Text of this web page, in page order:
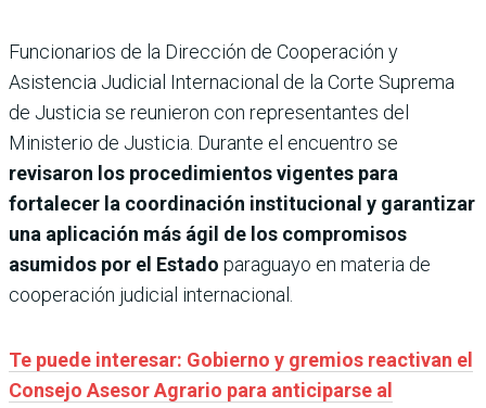
Funcionarios de la Dirección de Cooperación y
Asistencia Judicial Internacional de la Corte Suprema
de Justicia se reunieron con representantes del
Ministerio de Justicia. Durante el encuentro se
revisaron los procedimientos vigentes para
fortalecer la coordinación institucional y garantizar
una aplicación más ágil de los compromisos
asumidos por el Estado paraguayo en materia de
cooperación judicial internacional.
Te puede interesar: Gobierno y gremios reactivan el
Consejo Asesor Agrario para anticiparse al